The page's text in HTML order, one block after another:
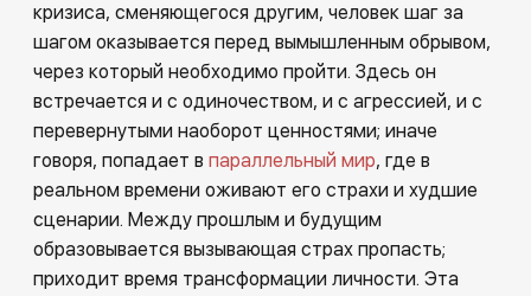
кризиса, сменяющегося другим, человек шаг за
шагом оказывается перед вымышленным обрывом,
через который необходимо пройти. Здесь он
встречается и с одиночеством, и с агрессией, и с
перевернутыми наоборот ценностями; иначе
говоря, попадает в параллельный мир, где в
реальном времени оживают его страхи и худшие
сценарии. Между прошлым и будущим
образовывается вызывающая страх пропасть;
приходит время трансформации личности. Эта